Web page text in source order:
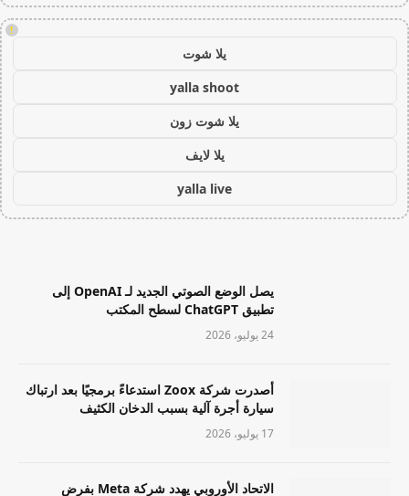
!
يلا شوت
yalla shoot
يلا شوت زون
يلا لايف
yalla live
يصل الوضع الصوتي الجديد لـ OpenAI إلى
تطبيق ChatGPT لسطح المكتب
24 يوليو، 2026
أصدرت شركة Zoox استدعاءً برمجيًا بعد ارتباك
سيارة أجرة آلية بسبب الدخان الكثيف
17 يوليو، 2026
الاتحاد الأوروبي يهدد شركة Meta بفرض